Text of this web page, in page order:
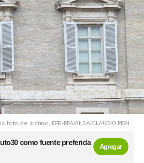
foto de archivo. EFE/EPA/ANSA/CLAUDIO PERI
como fuente preferida
Agregar